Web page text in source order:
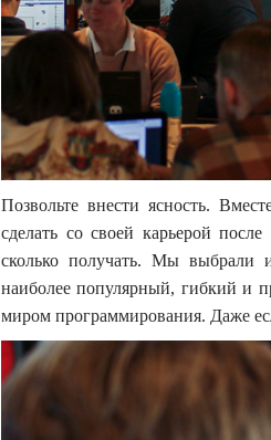
Позвольте внести ясность.
сделать со своей карьерой
сколько получать. Мы выбрали
наиболее популярный, гибкий и
миром программирования. Даже